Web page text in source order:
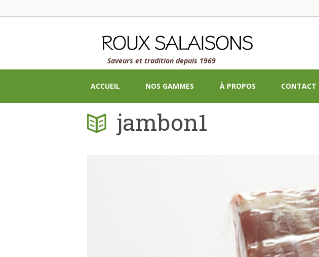
Saveurs et tradition depuis 1969
ACCUEIL NOS GAMMES À PROPOS CONTACT
jambon1